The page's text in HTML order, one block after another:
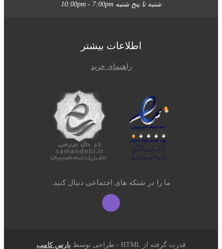
شنبه تا پنج شنبه 10:00pm - 7:00pm
اطلاعات بیشتر
راهنمای خرید
ما را در شبکه های اجتماعی دنبال کنید.
قدرت گرفته از HTML - طراحی توسط پارس کامپ